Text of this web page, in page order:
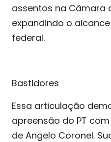
assentos na Câmara
expandindo o
federal.
Bastidores
Essa articulação
apreensão do PT
de Angelo Coronel.